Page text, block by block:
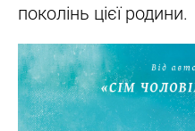
поколінь цієї родини.